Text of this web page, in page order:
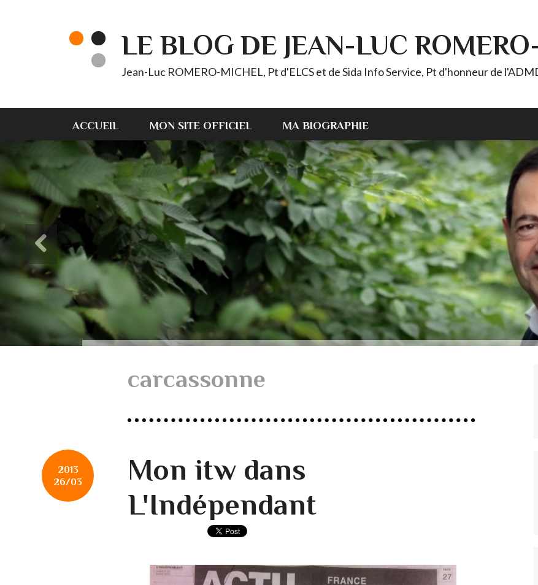
LE BLOG DE JEAN-LUC
Jean-Luc ROMERO-MICHEL, Pt d'ELCS et de Sida Info Service, Pt d'honneur de
ACCUEIL MON SITE OFFICIEL MA BIOGRAPHIE
carcassonne
2013
26/03
Mon itw dans
L'Indépendant